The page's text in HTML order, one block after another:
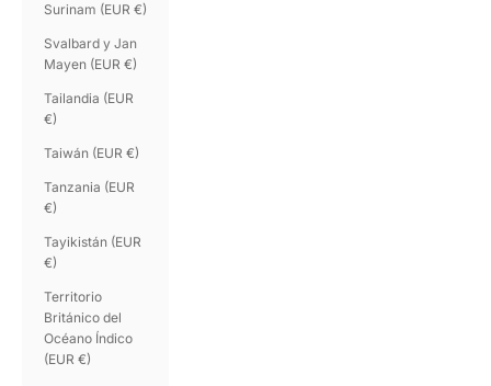
Surinam (EUR €)
Svalbard y Jan
Mayen (EUR €)
Tailandia (EUR
€)
Taiwán (EUR €)
Tanzania (EUR
€)
Tayikistán (EUR
€)
Territorio
Británico del
Océano Índico
(EUR €)